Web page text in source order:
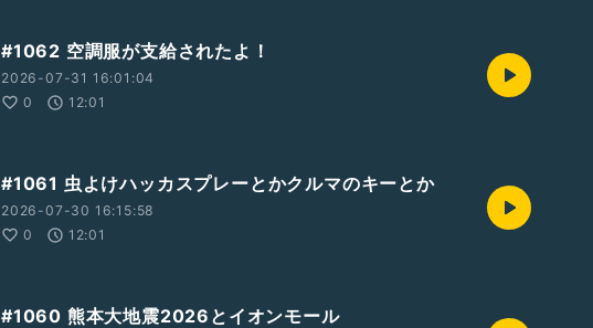
#1062 空調服が支給されたよ！
2026-07-31 16:01:04
0
12:01
#1061 虫よけハッカスプレーとかクルマのキーとか
2026-07-30 16:15:58
0
12:01
#1060 熊本大地震2026とイオンモール